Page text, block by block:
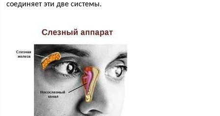
соединяет эти две системы.